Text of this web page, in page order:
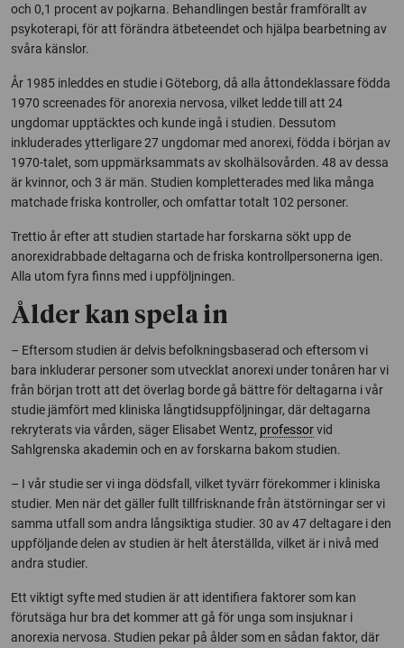
och 0,1 procent av pojkarna. Behandlingen består framförallt av
psykoterapi, för att förändra ätbeteendet och hjälpa bearbetning av
svåra känslor.
År 1985 inleddes en studie i Göteborg, då alla åttondeklassare födda
1970 screenades för anorexia nervosa, vilket ledde till att 24
ungdomar upptäcktes och kunde ingå i studien. Dessutom
inkluderades ytterligare 27 ungdomar med anorexi, födda i början av
1970-talet, som uppmärksammats av skolhälsovården. 48 av dessa
är kvinnor, och 3 är män. Studien kompletterades med lika många
matchade friska kontroller, och omfattar totalt 102 personer.
Trettio år efter att studien startade har forskarna sökt upp de
anorexidrabbade deltagarna och de friska kontrollpersonerna igen.
Alla utom fyra finns med i uppföljningen.
Ålder kan spela in
– Eftersom studien är delvis befolkningsbaserad och eftersom vi
bara inkluderar personer som utvecklat anorexi under tonåren har vi
från början trott att det överlag borde gå bättre för deltagarna i vår
studie jämfört med kliniska långtidsuppföljningar, där deltagarna
rekryterats via vården, säger Elisabet Wentz, professorvid
Sahlgrenska akademin och en av forskarna bakom studien.
– I vår studie ser vi inga dödsfall, vilket tyvärr förekommer i kliniska
studier. Men när det gäller fullt tillfrisknande från ätstörningar ser vi
samma utfall som andra långsiktiga studier. 30 av 47 deltagare i den
uppföljande delen av studien är helt återställda, vilket är i nivå med
andra studier.
Ett viktigt syfte med studien är att identifiera faktorer som kan
förutsäga hur bra det kommer att gå för unga som insjuknar i
anorexia nervosa. Studien pekar på ålder som en sådan faktor, där